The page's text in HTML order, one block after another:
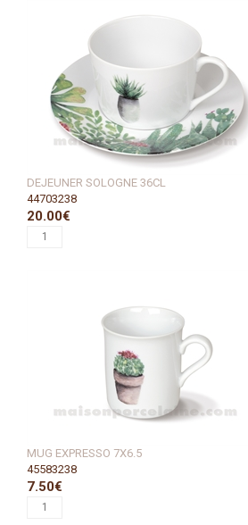
DEJEUNER SOLOGNE 36CL
44703238
20.00€
MUG EXPRESSO 7X6.5
45583238
7.50€